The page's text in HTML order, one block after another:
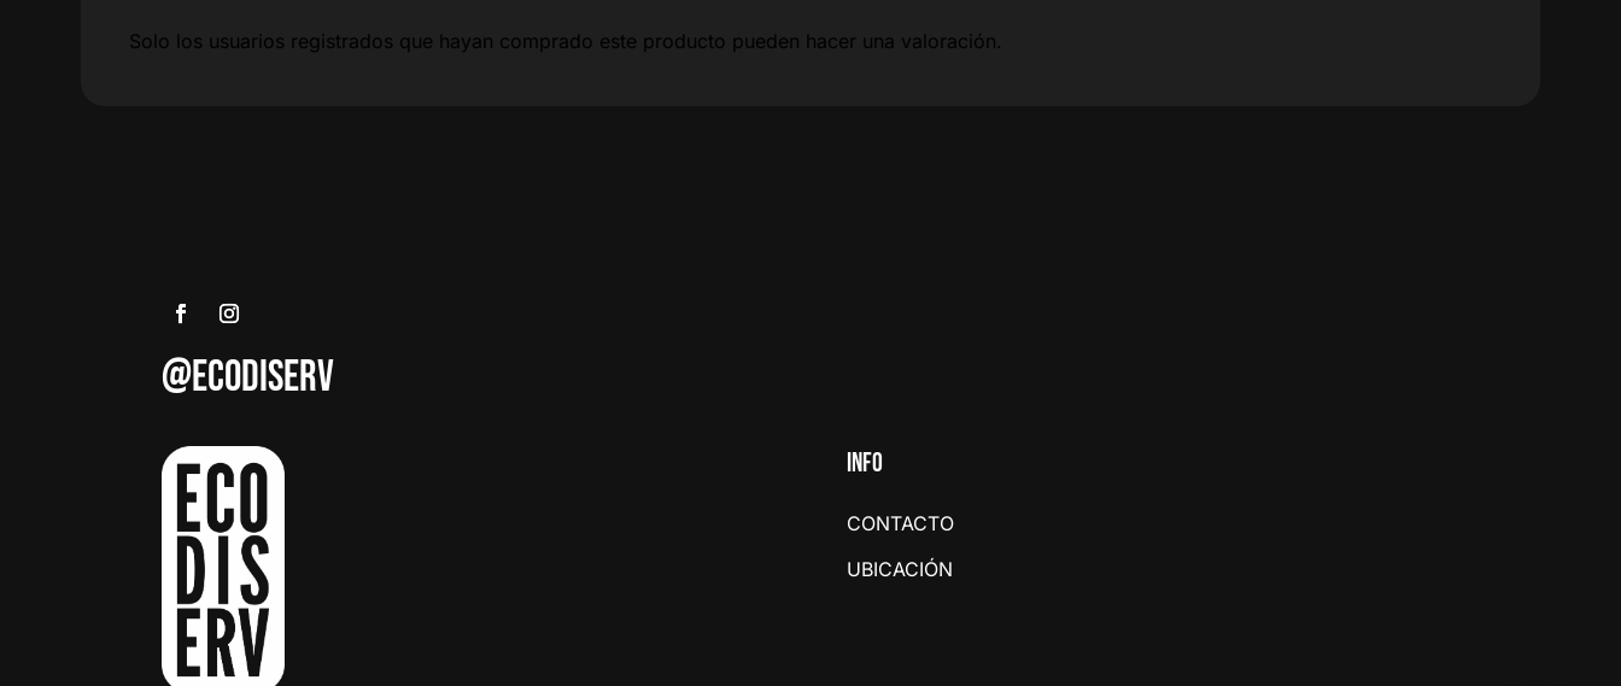
Solo los usuarios registrados que hayan comprado este producto pueden hacer una valoración.
@ECODISERV
INFO
CONTACTO
UBICACIÓN